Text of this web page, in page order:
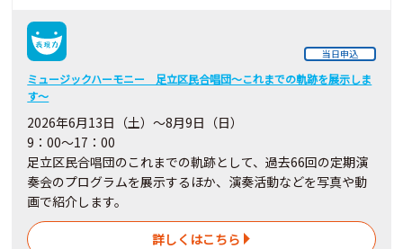
当日申込
ミュージックハーモニー 足立区民合唱団～これまでの軌跡を展示しま
す～
2026年6月13日（土）～8月9日（日）
9：00～17：00
足立区民合唱団のこれまでの軌跡として、過去66回の定期演
奏会のプログラムを展示するほか、演奏活動などを写真や動
画で紹介します。
詳しくはこちら